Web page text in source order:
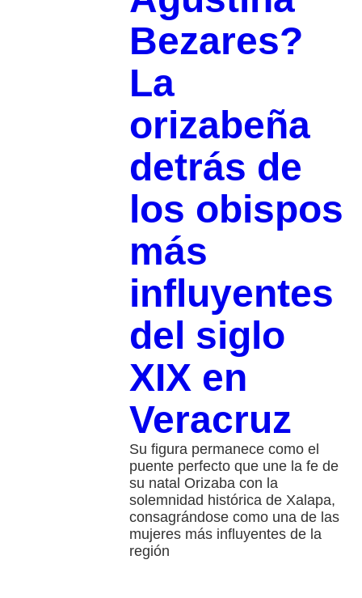
Bezares?
La
orizabeña
detrás de
los obispos
más
influyentes
del siglo
XIX en
Veracruz
Su figura permanece como el
puente perfecto que une la fe de
su natal Orizaba con la
solemnidad histórica de Xalapa,
consagrándose como una de las
mujeres más influyentes de la
región